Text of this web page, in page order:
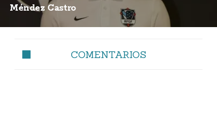
Méndez Castro
COMENTARIOS